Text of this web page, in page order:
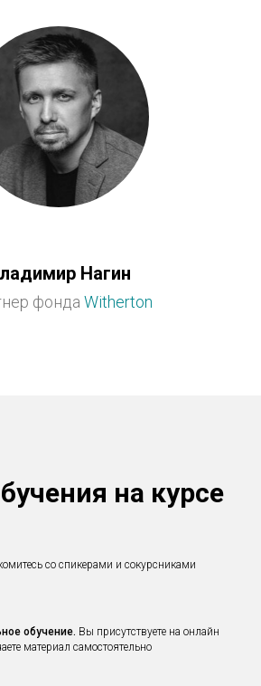
Нагин
фонда Witherton
на курсе
со спикерами и сокурсниками
обучение. Вы присутствуете на онлайн
материал самостоятельно